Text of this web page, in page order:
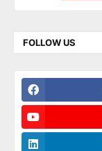
FOLLOW US